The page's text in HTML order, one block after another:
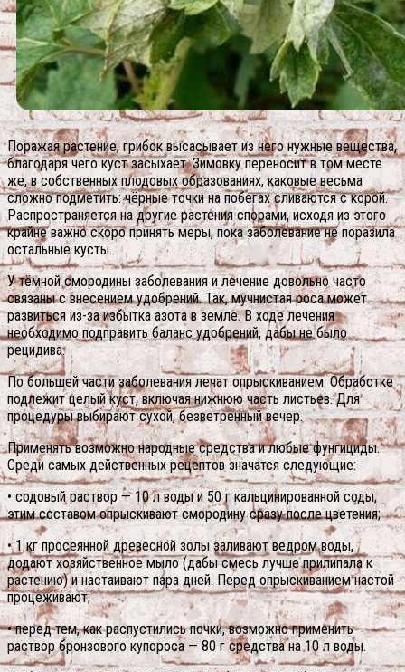
Поражая растение, грибок высасывает из него нужные вещества,
благодаря чего куст засыхает. Зимовку переносит в том месте
же, в собственных плодовых образованиях, каковые весьма
сложно подметить: чёрные точки на побегах сливаются с корой.
Распространяется на другие растения спорами, исходя из этого
крайне важно скоро принять меры, пока заболевание не поразила
остальные кусты.
У тёмной смородины заболевания и лечение довольно часто
связаны с внесением удобрений. Так, мучнистая роса может
развиться из-за избытка азота в земле. В ходе лечения
необходимо подправить баланс удобрений, дабы не было
рецидива.
По большей части заболевания лечат опрыскиванием. Обработке
подлежит целый куст, включая нижнюю часть листьев. Для
процедуры выбирают сухой, безветренный вечер.
Применять возможно народные средства и любые фунгициды.
Среди самых действенных рецептов значатся следующие:
• содовый раствор — 10 л воды и 50 г кальцинированной соды;
этим составом опрыскивают смородину сразу после цветения;
• 1 кг просеянной древесной золы заливают ведром воды,
додают хозяйственное мыло (дабы смесь лучше прилипала к
растению) и настаивают пара дней. Перед опрыскиванием настой
процеживают;
• перед тем, как распустились почки, возможно применить
раствор бронзового купороса — 80 г средства на 10 л воды.